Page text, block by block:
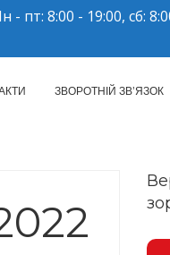
- пт: 8:00 - 19:00, сб:
ПМСД"
ЗВОРОТНІЙ ЗВ’ЯЗОК